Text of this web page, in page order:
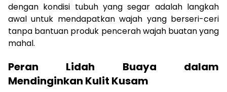
dengan kondisi tubuh yang segar adalah langkah
awal untuk mendapatkan wajah yang berseri-ceri
tanpa bantuan produk pencerah wajah buatan yang
mahal.
Peran Lidah Buaya dalam
Mendinginkan Kulit Kusam